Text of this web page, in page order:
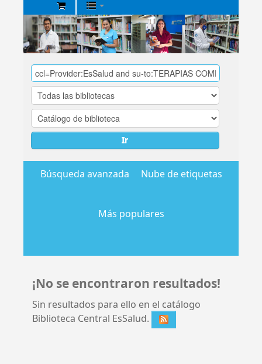
Biblioteca
Central
EsSalud
Ir
Búsqueda avanzada Nube de etiquetas
Más populares
¡No se encontraron resultados!
Sin resultados para ello en el catálogo
Biblioteca Central EsSalud.